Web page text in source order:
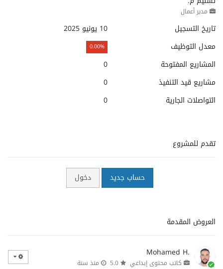
مدير أعمال
تاريخ التسجيل
10 يونيو 2025
معدل التوظيف
0.00%
المشاريع المفتوحة
0
مشاريع قيد التنفيذ
0
التواصلات الجارية
0
تقدم للمشروع
حساب جديد دخول
العروض المقدمة
Mohamed H.
كاتب محتوى إبداعي منذ سنة